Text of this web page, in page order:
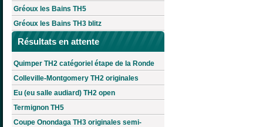
Gréoux les Bains TH5
Gréoux les Bains TH3 blitz
Résultats en attente
Quimper TH2 catégoriel étape de la Ronde
Colleville-Montgomery TH2 originales
Eu (eu salle audiard) TH2 open
Termignon TH5
Coupe Onondaga TH3 originales semi-